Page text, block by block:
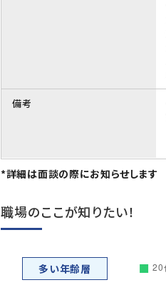
備考
*詳細は面談の際にお知らせします
職場のここが知りたい！
多い年齢層